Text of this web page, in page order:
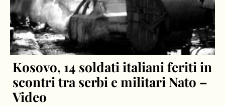
Kosovo, 14 soldati italiani feriti in
scontri tra serbi e militari Nato –
Video